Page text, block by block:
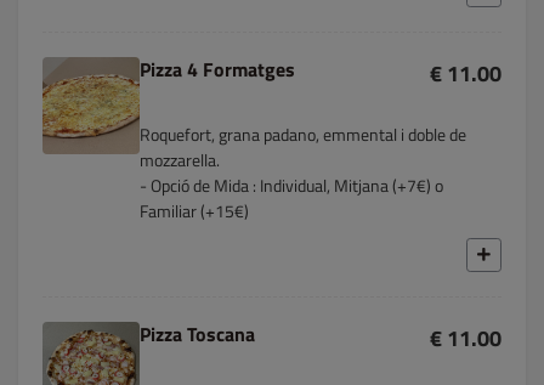
Pizza 4 Formatges € 11.00
Roquefort, grana padano, emmental i doble de
mozzarella.
- Opció de Mida : Individual, Mitjana (+7€) o
Familiar (+15€)
Pizza Toscana € 11.00